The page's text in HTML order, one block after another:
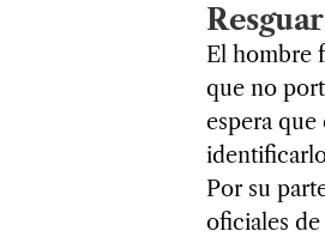
El hombre
que no
espera
Por su
oficiales